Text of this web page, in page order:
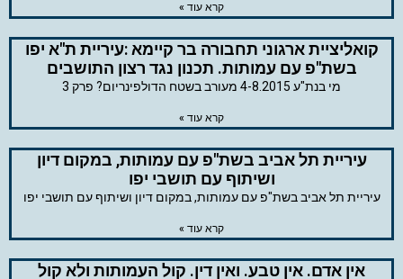
קרא עוד »
קואליציית ארגוני תחבורה בר קיימא :עיריית ת"א יפו
בשת"פ עם עמותות. תכנון נגד רצון התושבים
מי בנת"ע 4-8.2015 מעורב בשטח הדולפינריום? פרק 3
קרא עוד »
עיריית תל אביב בשת"פ עם עמותות, במקום דיון
ושיתוף עם תושבי יפו
עיריית תל אביב בשת"פ עם עמותות, במקום דיון ושיתוף עם תושבי יפו
קרא עוד »
אין אדם. אין טבע. ואין דין. קול העמותות ולא קול